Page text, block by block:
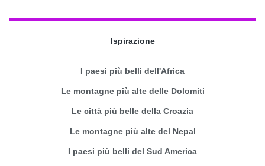
Ispirazione
I paesi più belli dell'Africa
Le montagne più alte delle Dolomiti
Le città più belle della Croazia
Le montagne più alte del Nepal
I paesi più belli del Sud America